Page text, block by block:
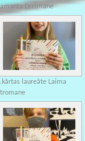
Dreimane
laureāte Laima